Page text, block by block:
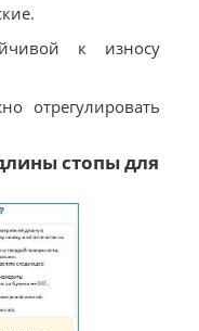
к износу
отрегулировать
стопы для